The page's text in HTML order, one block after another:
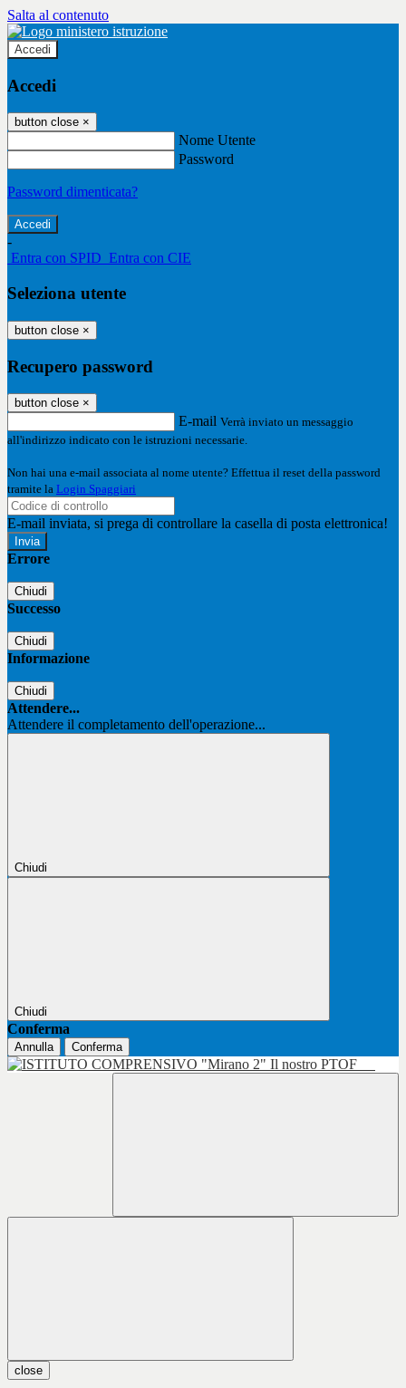
Salta al contenuto
Accedi
Accedi
button close ×
Nome Utente
Password
Password dimenticata?
-
Entra con SPID Entra con CIE
Seleziona utente
button close ×
Recupero password
button close ×
E-mail Verrà inviato un messaggio
all'indirizzo indicato con le istruzioni necessarie.
Non hai una e-mail associata al nome utente? Effettua il reset della password
tramite la Login Spaggiari
E-mail inviata, si prega di controllare la casella di posta elettronica!
Errore
Chiudi
Successo
Chiudi
Informazione
Chiudi
Attendere...
Attendere il completamento dell'operazione...
Chiudi
Chiudi
Conferma
Annulla Conferma
Il nostro PTOF
close